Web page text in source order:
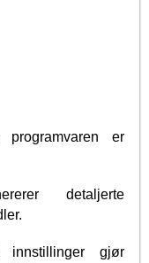
er
detaljerte
innstillinger gjør